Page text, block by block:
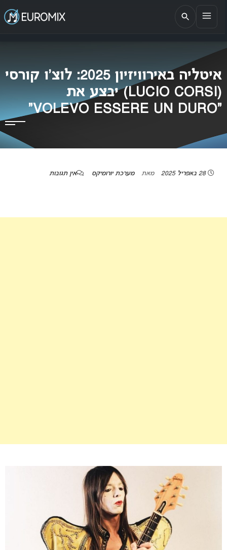
EUROMIX
אתר הבית של האירוויזיון בישראל
איטליה באירוויזיון 2025: לוצ’ו קורסי
(LUCIO CORSI) יבצע את
“VOLEVO ESSERE UN DURO”
28 באפריל 2025 מאת מערכת יורומיקס אין תגובות